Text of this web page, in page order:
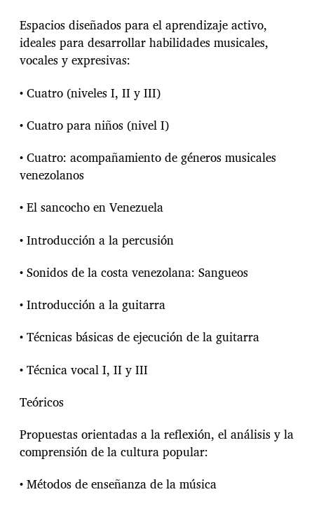
n
u
e
s
r
a
s
r
a
í
s
c
n
r
e
l
o
l
i
Espacios diseñados para el aprendizaje activo,
ideales para desarrollar habilidades musicales,
vocales y expresivas:
• Cuatro (niveles I, II y III)
• Cuatro para niños (nivel I)
• Cuatro: acompañamiento de géneros musicales
venezolanos
• El sancocho en Venezuela
• Introducción a la percusión
• Sonidos de la costa venezolana: Sangueos
• Introducción a la guitarra
• Técnicas básicas de ejecución de la guitarra
• Técnica vocal I, II y III
Teóricos
Propuestas orientadas a la reflexión, el análisis y la
comprensión de la cultura popular:
• Métodos de enseñanza de la música